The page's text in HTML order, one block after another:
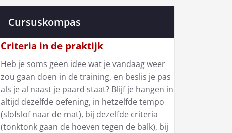
Cursuskompas
Criteria in de praktijk
Heb je soms geen idee wat je vandaag weer
zou gaan doen in de training, en beslis je pas
als je al naast je paard staat? Blijf je hangen in
altijd dezelfde oefening, in hetzelfde tempo
(slofslof naar de mat), bij dezelfde criteria
(tonktonk gaan de hoeven tegen de balk), bij